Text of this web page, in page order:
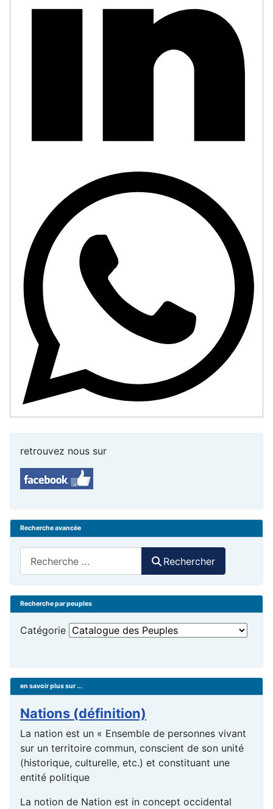
retrouvez nous sur
Recherche avancée
Rechercher
Recherche par peuples
Catégorie
en savoir plus sur ...
Nations (définition)
La nation est un « Ensemble de personnes vivant
sur un territoire commun, conscient de son unité
(historique, culturelle, etc.) et constituant une
entité politique
La notion de Nation est in concept occidental